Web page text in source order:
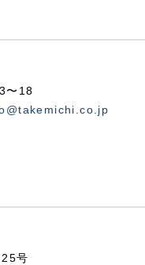
〜18
号